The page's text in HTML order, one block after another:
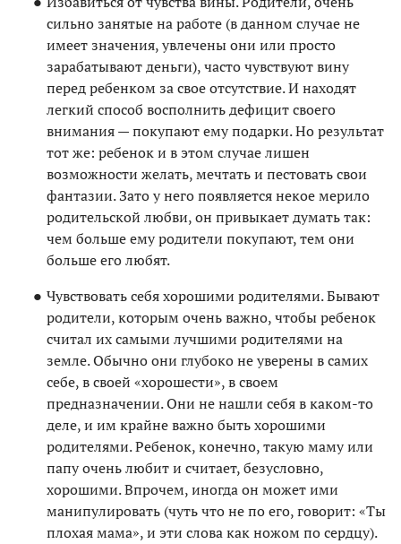
сильно занятые на работе (в данном случае не
имеет значения, увлечены они или просто
зарабатывают деньги), часто чувствуют вину
перед ребенком за свое отсутствие. И находят
легкий способ восполнить дефицит своего
внимания — покупают ему подарки. Но результат
тот же: ребенок и в этом случае лишен
возможности желать, мечтать и пестовать свои
фантазии. Зато у него появляется некое мерило
родительской любви, он привыкает думать так:
чем больше ему родители покупают, тем они
больше его любят.
Чувствовать себя хорошими родителями. Бывают
родители, которым очень важно, чтобы ребенок
считал их самыми лучшими родителями на
земле. Обычно они глубоко не уверены в самих
себе, в своей «хорошести», в своем
предназначении. Они не нашли себя в каком-то
деле, и им крайне важно быть хорошими
родителями. Ребенок, конечно, такую маму или
папу очень любит и считает, безусловно,
хорошими. Впрочем, иногда он может ими
манипулировать (чуть что не по его, говорит: «Ты
плохая мама», и эти слова как ножом по сердцу).